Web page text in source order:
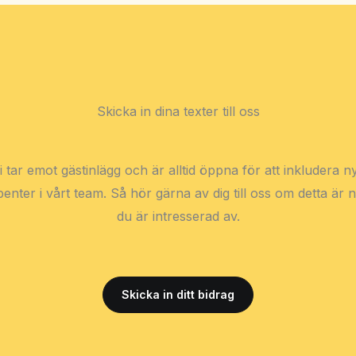
Skicka in dina texter till oss
tar emot gästinlägg och är alltid öppna för att inkludera
i vårt team. Så hör gärna av dig till oss om detta är
du är intresserad av.
Skicka in ditt bidrag